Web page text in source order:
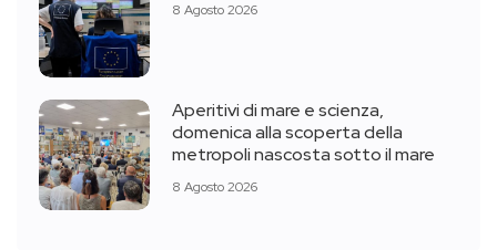
8 Agosto 2026
Aperitivi di mare e scienza,
domenica alla scoperta della
metropoli nascosta sotto il mare
8 Agosto 2026